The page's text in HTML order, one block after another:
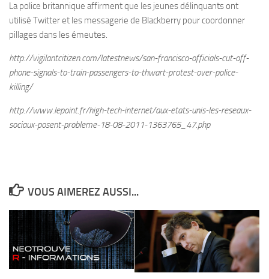
La police britannique affirment que les jeunes délinquants ont
utilisé Twitter et les messagerie de Blackberry pour coordonner
pillages dans les émeutes.
http://vigilantcitizen.com/latestnews/san-francisco-officials-cut-off-
phone-signals-to-train-passengers-to-thwart-protest-over-police-
killing/
http://www.lepoint.fr/high-tech-internet/aux-etats-unis-les-reseaux-
sociaux-posent-probleme-18-08-2011-1363765_47.php
VOUS AIMEREZ AUSSI...